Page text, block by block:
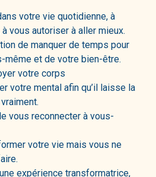
votre vie quotidienne, à
vous autoriser à aller mieux.
de manquer de temps pour
même et de votre bien-être.
votre corps
votre mental afin qu’il laisse la
vous reconnecter à vous-
votre vie mais vous ne
expérience transformatrice,